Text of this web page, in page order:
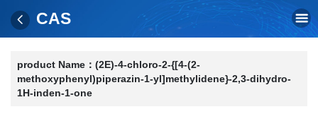
CAS
product Name： (2E)-4-chloro-2-{[4-(2-
methoxyphenyl)piperazin-1-yl]methylidene}-2,3-dihydro-
1H-inden-1-one